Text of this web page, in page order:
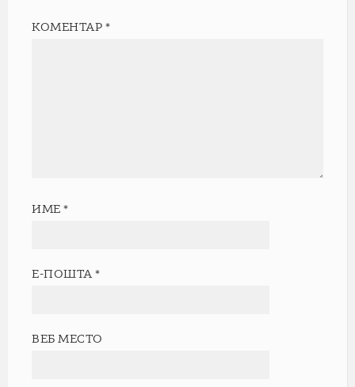
КОМЕНТАР*
ИМЕ*
Е-ПОШТА*
ВЕБ МЕСТО